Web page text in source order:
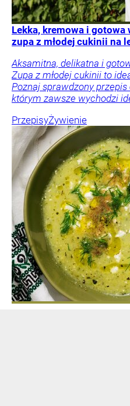
Lekka, kremowa i
zupa z młodej cukinii na
Aksamitna, delikatna i
Zupa z młodej cukinii to
Poznaj sprawdzony
którym zawsze wychodzi
PrzepisyŻywienie